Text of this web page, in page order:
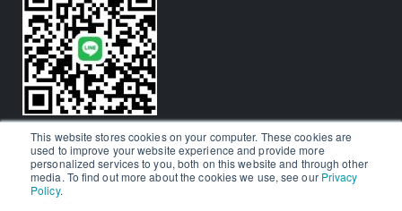
This website stores cookies on your computer. These cookies are
used to improve your website experience and provide more
personalized services to you, both on this website and through other
media. To find out more about the cookies we use, see our Privacy
Policy.
© Aralia Education Technology 2026. All rights reserved.